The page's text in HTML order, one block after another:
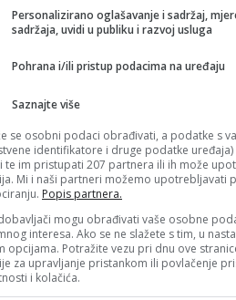
Personalizirano oglašavanje i sadržaj,
sadržaja, uvidi u publiku i razvoj usluga
Pohrana i/ili pristup podacima na uređaju
Saznajte više
se osobni podaci obrađivati, a podatke s
identifikatore i druge podatke
te im pristupati 207 partnera ili ih može
Mi i naši partneri možemo upotrebljavati
Popis partnera.
mogu obrađivati vaše osobne
interesa. Ako se ne slažete s tim, u
opcijama. Potražite vezu pri dnu ove
za upravljanje pristankom ili povlačenje
i kolačića.